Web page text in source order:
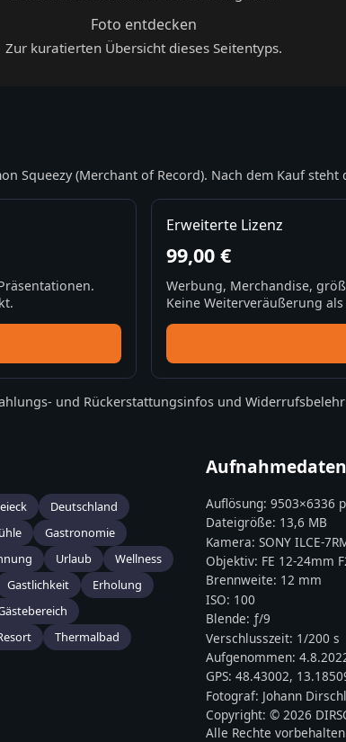
Foto entdecken
Zur kuratierten Übersicht dieses Seitentyps.
Squeezy (Merchant of Record). Nach dem Kauf
Erweiterte Lizenz
99,00 €
Werbung, Merchandise,
Keine Weiterveräußerung
und Rückerstattungsinfos und
Deutschland
Gastronomie
Urlaub
Wellness
Gastlichkeit
Erholung
Thermalbad
Aufnahmedaten
Auflösung:9503×6336
Dateigröße: 13,6 MB
Kamera:SONY ILCE-
Objektiv: FE 12-24mm
Brennweite: 12 mm
ISO: 100
Blende: ƒ/9
Verschlusszeit: 1/200 s
Aufgenommen:
GPS:48.43002,
Fotograf: Johann Dirschl
Copyright:© 2026
Alle Rechte